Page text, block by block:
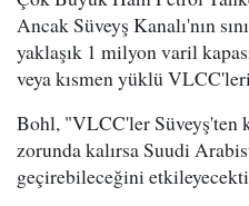
Ancak Süveyş Kanalı'nın
yaklaşık 1 milyon varil
veya kısmen yüklü
Bohl, "VLCC'ler Süveyş'ten
zorunda kalırsa Suudi
geçirebileceğini